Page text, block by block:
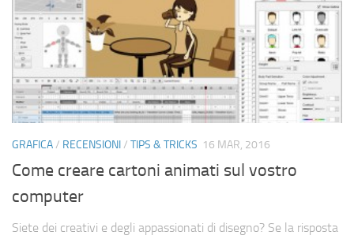
Gadget
Recensioni
Contact Us
Privacy
Cerca
GRAFICA/ RECENSIONI/ TIPS & TRICKS 16 MAR, 2016
Come creare cartoni animati sul vostro
computer
Siete dei creativi e degli appassionati di disegno? Se la risposta